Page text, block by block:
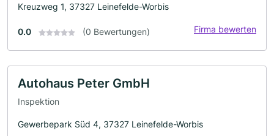
Kreuzweg 1, 37327 Leinefelde-Worbis
0.0 (0 Bewertungen) Firma bewerten
Autohaus Peter GmbH
Inspektion
Gewerbepark Süd 4, 37327 Leinefelde-Worbis